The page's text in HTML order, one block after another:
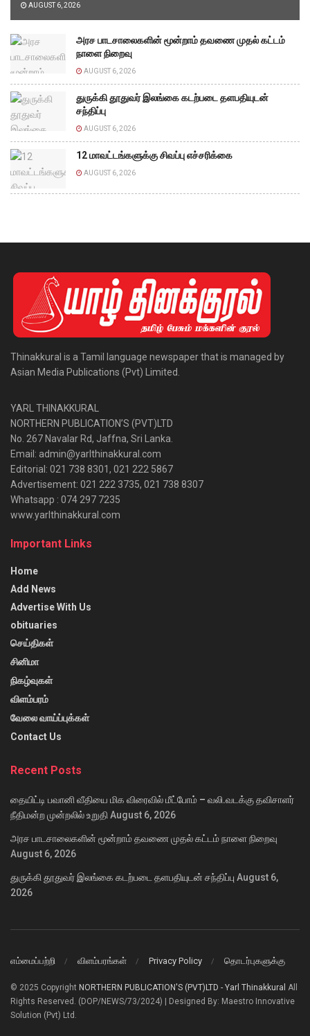
AUGUST 6, 2026
அரச பாடசாலைகளின் மூன்றாம் தவணை முதல் கட்டம்
நாளை நிறைவு
AUGUST 6, 2026
துருக்கி தூதுவர் இலங்கை கடற்படை தளபதியுடன்
சந்திப்பு
AUGUST 6, 2026
12 மாவட்டங்களுக்கு சிவப்பு எச்சரிக்கை
AUGUST 6, 2026
Thinakkural is a Tamil language newspaper that is managed by
Asian Media Publications (Pvt) Limited.
YARL THINAKKURAL
NORTHERN PUBLICATION’S (PVT)LTD
No. 267 Navalar Rd, Jaffna, Sri Lanka.
Email: admin@yarlthinakkural.com
Editorial: 021 738 8301, 021 222 5867
Advertisement: 021 222 3735, 021 738 8307
Whatsapp : 074 297 7235
www.yarlthinakkural.com
Important Links
Home
Add News
Advertise With Us
obituaries
செய்திகள்
சினிமா
நிகழ்வுகள்
விளம்பரம்
வேலை வாய்ப்புக்கள்
Contact Us
Recent Posts
தையிட்டி பவானி வீதியை மிக விரைவில் மீட்போம் – வலி.வடக்கு தவிசாளர்
நீதிமன்ற முன்றலில் உறுதி August 6, 2026
அரச பாடசாலைகளின் மூன்றாம் தவணை முதல் கட்டம் நாளை நிறைவு
August 6, 2026
துருக்கி தூதுவர் இலங்கை கடற்படை தளபதியுடன் சந்திப்பு August 6,
2026
எம்மைப்பற்றி விளம்பரங்கள் Privacy Policy தொடர்புகளுக்கு
© 2025 Copyright NORTHERN PUBLICATION'S (PVT)LTD - Yarl Thinakkural All
Rights Reserved. (DOP/NEWS/73/2024) | Designed By: Maestro Innovative
Solution (Pvt) Ltd.